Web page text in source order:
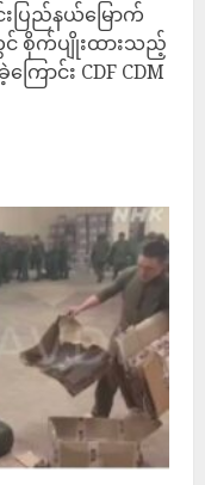
ပြည်နယ်မြောက်
င် စိုက်ပျိုးထားသည့်
ာင်း CDF CDM